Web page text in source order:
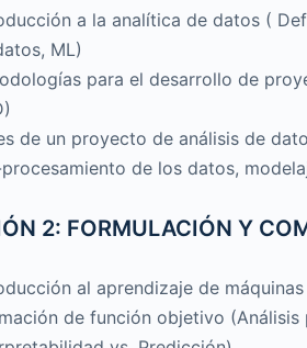
a la analítica de datos (
ML)
para el desarrollo de
de un proyecto de análisis de
de los datos,
2: FORMULACIÓN Y
al aprendizaje de
de función objetivo